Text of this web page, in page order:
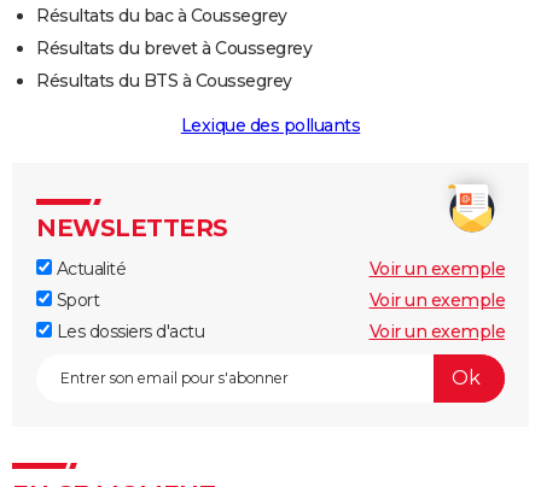
Résultats du bac à Coussegrey
Résultats du brevet à Coussegrey
Résultats du BTS à Coussegrey
Lexique des polluants
NEWSLETTERS
Actualité
Voir un exemple
Sport
Voir un exemple
Les dossiers d'actu
Voir un exemple